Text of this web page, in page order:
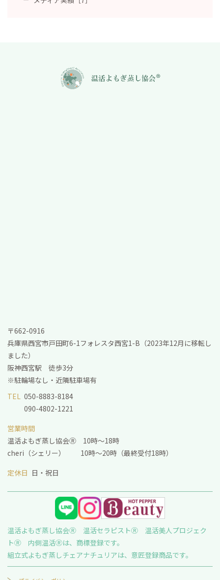
〒662-0916
兵庫県西宮市戸田町6-1フォレスタ西宮1-B（2023年12月に移転し
ました）
阪神西宮駅 徒歩3分
※駐輪場なし・近隣駐車場有
TEL 050-8883-8184
090-4802-1221
営業時間
温活よもぎ蒸し協会Ⓡ 10時～18時
cheri（シェリー） 10時～20時（最終受付18時）
定休日 日・祝日
温活よもぎ蒸し協会Ⓡ 温活セラピストⓇ 温活美人プロジェク
トⓇ 内側温活Ⓡは、商標登録です。
組立式よもぎ蒸しチェアナチュリアは、意匠登録商品です。